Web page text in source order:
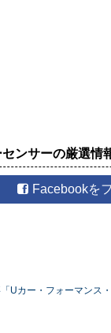
センサーの厳選情
Facebookを
Uカー・フォーマンス